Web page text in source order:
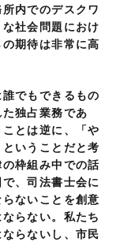
内でのデスクワ
社会問題におけ
期待は非常に高
でもできるもの
独占業務であ
とは逆に、「や
いうことだと考
枠組み中での話
、司法書士会に
ないことを創意
らない。私たち
らないし、市民